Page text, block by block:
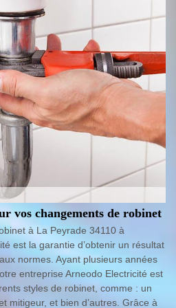
vos changements de robinet
à La Peyrade 34110 à
est la garantie d’obtenir un résultat
normes. Ayant plusieurs années
entreprise Arneodo Electricité est
styles de robinet, comme : un
mitigeur, et bien d’autres. Grâce à